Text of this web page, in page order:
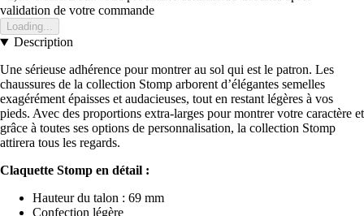
validation de votre commande
Loading...
Description
Une sérieuse adhérence pour montrer au sol qui est le patron. Les
chaussures de la collection Stomp arborent d’élégantes semelles
exagérément épaisses et audacieuses, tout en restant légères à vos
pieds. Avec des proportions extra-larges pour montrer votre caractère et
grâce à toutes ses options de personnalisation, la collection Stomp
attirera tous les regards.
Claquette Stomp en détail :
Hauteur du talon : 69 mm
Confection légère